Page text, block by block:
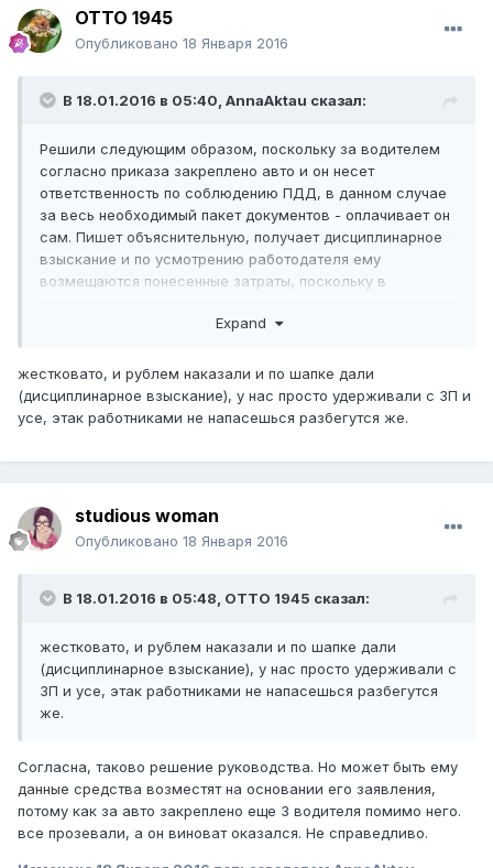
ОТТО 1945
Опубликовано 18 Января 2016
В 18.01.2016 в 05:40, AnnaAktau сказал:
Решили следующим образом, поскольку за водителем
согласно приказа закреплено авто и он несет
ответственность по соблюдению ПДД, в данном случае
за весь необходимый пакет документов - оплачивает он
сам. Пишет объяснительную, получает дисциплинарное
взыскание и по усмотрению работодателя ему
возмещаются понесенные затраты, поскольку в
него не возложены. Но он материально ответственное
Expand
жестковато, и рублем наказали и по шапке дали
(дисциплинарное взыскание), у нас просто удерживали с ЗП и
усе, этак работниками не напасешься разбегутся же.
studious woman
Опубликовано 18 Января 2016
В 18.01.2016 в 05:48, ОТТО 1945 сказал:
жестковато, и рублем наказали и по шапке дали
(дисциплинарное взыскание), у нас просто удерживали с
ЗП и усе, этак работниками не напасешься разбегутся
же.
Согласна, таково решение руководства. Но может быть ему
данные средства возместят на основании его заявления,
потому как за авто закреплено еще 3 водителя помимо него.
все прозевали, а он виноват оказался. Не справедливо.